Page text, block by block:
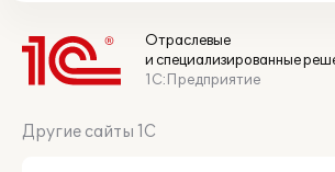
Отраслевые
и специализированные
1С:Предприятие
Другие сайты 1С